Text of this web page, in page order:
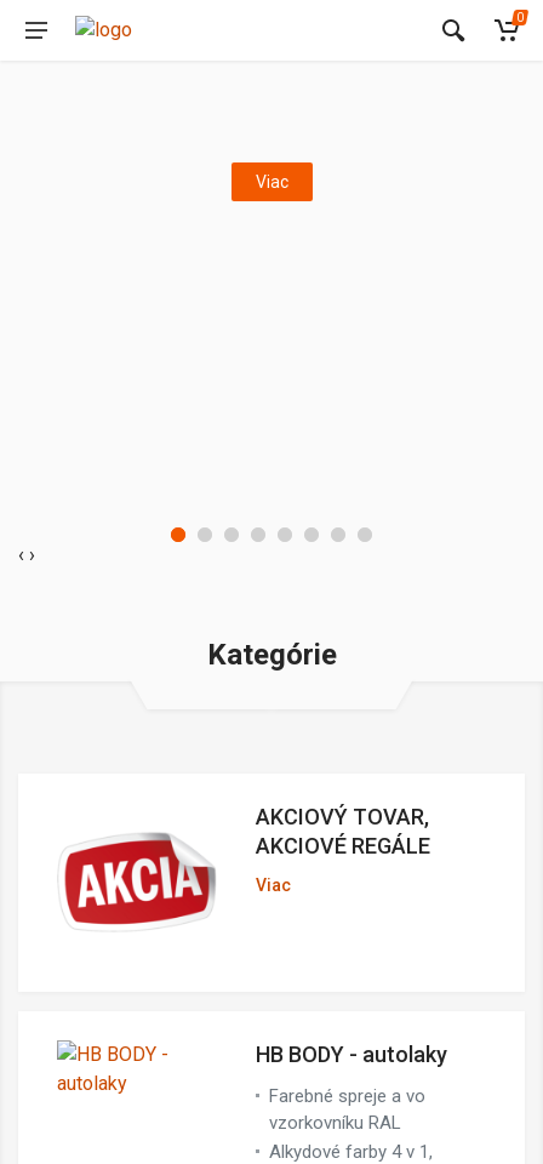
0
Viac
‹ ›
Kategórie
AKCIOVÝ TOVAR,
AKCIOVÉ REGÁLE
Viac
HB BODY - autolaky
Farebné spreje a vo
vzorkovníku RAL
Alkydové farby 4 v 1,